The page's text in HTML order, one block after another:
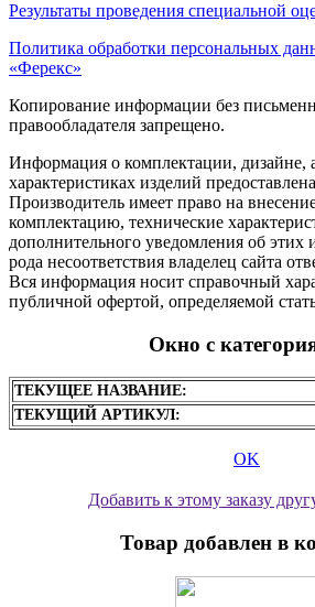
Результаты проведения специальной
Политика обработки персональных
«Ферекс»
Копирование информации без
правообладателя запрещено.
Информация о комплектации, дизайне,
характеристиках изделий
Производитель имеет право на
комплектацию, технические
дополнительного уведомления об этих
рода несоответствия владелец сайта
Вся информация носит справочный
публичной офертой, определяемой
Окно с
ТЕКУЩЕЕ НАЗВАНИЕ:
ТЕКУЩИЙ АРТИКУЛ:
OK
Добавить к этому заказу
Товар добавлен в